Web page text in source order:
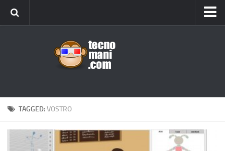
Windows
News
Cellulari
TAGGED:VOSTRO